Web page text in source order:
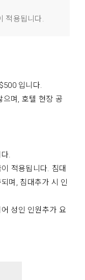
적용됩니다.
입니다.
며, 호텔 현장 공
.
적용됩니다. 침대
며, 침대추가 시 인
성인 인원추가 요